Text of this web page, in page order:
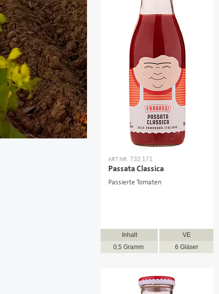
ART.NR. 732.171
Passata Classica
Passierte Tomaten
Inhalt
VE
0,5 Gramm
6 Gläser